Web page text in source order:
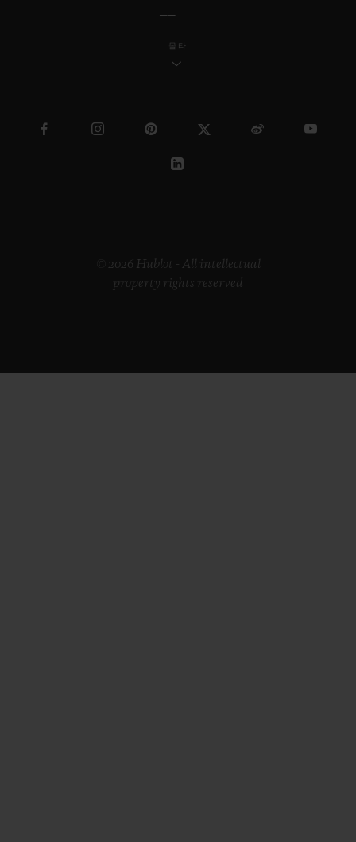
몰타
© 2026 Hublot - All intellectual
property rights reserved